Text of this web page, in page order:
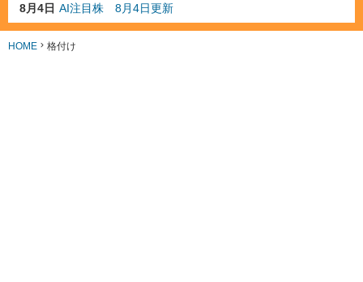
8月4日 AI注目株 8月4日更新
8月3日 人気業種注目株 8月3日更新
8月2日 金融注目株 8月2日更新
HOME 格付け